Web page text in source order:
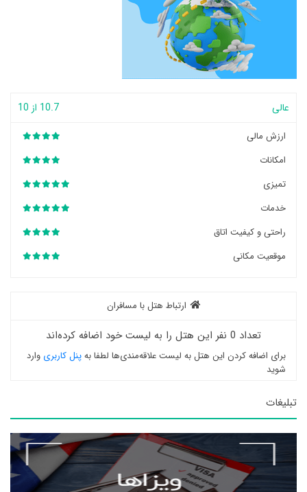
عالی 10.7 از 10
ارزش مالی
امکانات
تمیزی
خدمات
راحتی و کیفیت اتاق
موقعیت مکانی
ارتباط هتل با مسافران
تعداد 0 نفر این هتل را به لیست خود اضافه کرده‌اند
برای اضافه کردن این هتل به لیست علاقه‌مندی‌ها لطفا بهپنل کاربری وارد
شوید
تبلیغات